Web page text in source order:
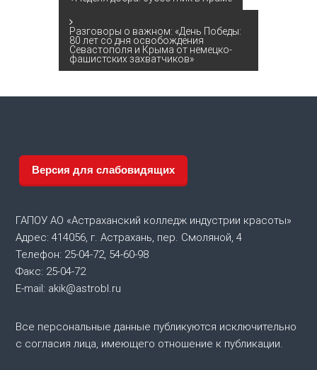
в
и
а
ц
и
я
п
о
з
Разговоры о важном: «День Победы:
80 лет со дня освобождения
Севастополя и Крыма от немецко-
фашистских захватчиков»
Версия для слабовидящих
ГАПОУ АО «Астраханский колледж индустрии красоты»
Адрес: 414056, г. Астрахань, пер. Смоляной, 4
Телефон: 25-04-72, 54-60-98
Факс: 25-04-72
E-mail: akik@astrobl.ru
Все персональные данные публикуются исключительно
с согласия лица, имеющего отношение к публикации.